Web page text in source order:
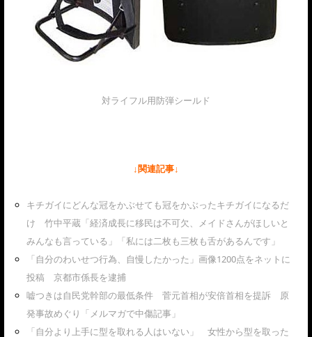
対ライフル用防弾シールド
↓関連記事↓
キチガイにどんな冠をかぶせても冠をかぶったキチガイになるだ
け 竹中平蔵「経済成長に移民は不可欠、メイドさんがほしいと
みんなも言っている」「私には二枚も三枚も舌があるんです」
「自分のわいせつ行為、自慢したかった」画像1200点をネットに
投稿 京都市係長を逮捕
嘘つきは自民党幹部の最低条件 菅元首相が安倍首相を提訴 原
発事故めぐり「メルマガで中傷記事」
「自分より上手に型を取れる人はいない」 女性から型を取った